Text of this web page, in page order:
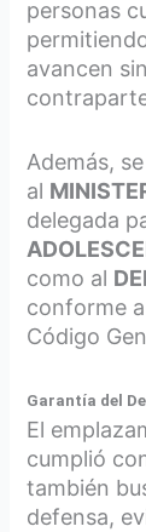
personas
avancen
Además,
al
delegada
como al
conforme
Código
Garantía del
El
cumplió
también
defensa,